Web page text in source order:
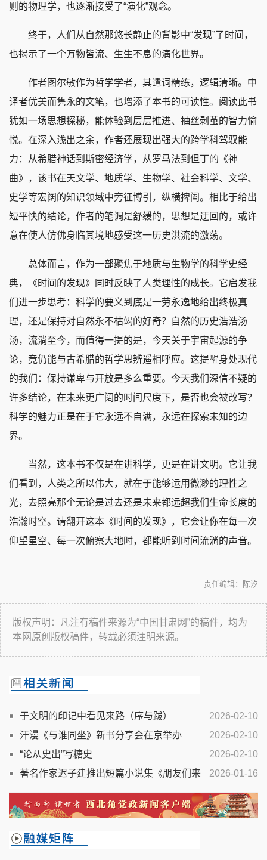
则的物理学，也逐渐接受了“演化”观念。
终于，人们从自然那悠长静止的背影中“发现”了时间，
也揭示了一个万物皆流、生生不息的演化世界。
作者图尔敏作为哲学学者，其遣词精练，逻辑清晰。中
译者优美而隽永的文笔，也增添了本书的可读性。阅读此书
犹如一场思想探秘，能体验到层层推进、抽丝剥茧的智力愉
悦。在深入浅出之余，作者还展现出强大的跨学科驾驭能
力：从希腊神话到斯密经济学，从罗马法到但丁的《神
曲》，该书在天文学、地质学、生物学、社会科学、文学、
史学等宏阔的知识领域中旁征博引，纵横捭阖。相比于给出
短平快的结论，作者的笔调是舒缓的，思想是迂回的，或许
意在使人仿佛身临其境地感受这一历史洪流的激荡。
总体而言，作为一部聚焦于地质与生物学的科学史经
典，《时间的发现》同时反映了人类理性的成长。它启发我
们进一步思考：科学的要义到底是一劳永逸地给出终极真
理，还是保持对自然永不枯竭的好奇？自然的历史浩浩汤
汤，流淌至今，而值得一提的是，今天关于宇宙起源的争
论，竟仍能与古希腊的哲学思辨遥相呼应。这提醒身处现代
的我们：保持谦卑与开放是多么重要。今天我们深信不疑的
许多结论，在未来更广阔的时间尺度下，是否也会被改写？
科学的魅力正是在于它永远不自满，永远在探索未知的边
界。
当然，这本书不仅是在讲科学，更是在讲文明。它让我
们看到，人类之所以伟大，就在于能够运用微渺的理性之
光，去照亮那个无论是过去还是未来都远超我们生命长度的
浩瀚时空。请翻开这本《时间的发现》，它会让你在每一次
仰望星空、每一次俯察大地时，都能听到时间流淌的声音。
责任编辑：陈汐
版权声明：凡注有稿件来源为“中国甘肃网”的稿件，均为
本网原创版权稿件，转载必须注明来源。
2026-02-10
于文明的印记中看见来路（序与跋）
2026-02-10
汗漫《与谁同坐》新书分享会在京举办
2026-02-10
“论从史出”写糖史
2026-01-16
著名作家迟子建推出短篇小说集《朋友们来
看雪吧》